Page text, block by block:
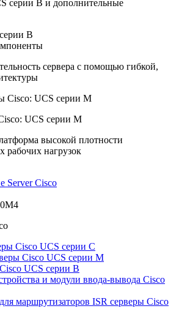
B
сервера с помощью гибкой,
UCS серии M
высокой плотности
рабочих нагрузок
Server Cisco
Cisco UCS серии C
Cisco UCS серии M
UCS серии B
и модули ввода-вывода Cisco
маршрутизаторов ISR серверы Cisco